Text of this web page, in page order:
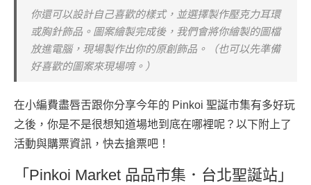
你還可以設計自己喜歡的樣式，並選擇製作壓克力耳環
或胸針飾品。圖案繪製完成後，我們會將你繪製的圖檔
放進電腦，現場製作出你的原創飾品。（也可以先準備
好喜歡的圖案來現場唷。）
在小編費盡唇舌跟你分享今年的 Pinkoi 聖誕市集有多好玩
之後，你是不是很想知道場地到底在哪裡呢？以下附上了
活動與購票資訊，快去搶票吧！
「Pinkoi Market 品品市集．台北聖誕站」